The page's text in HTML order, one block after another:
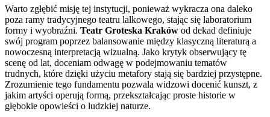
Warto zgłębić misję tej instytucji, ponieważ wykracza ona daleko
poza ramy tradycyjnego teatru lalkowego, stając się laboratorium
formy i wyobraźni. Teatr Groteska Kraków od dekad definiuje
swój program poprzez balansowanie między klasyczną literaturą a
nowoczesną interpretacją wizualną. Jako krytyk obserwujący tę
scenę od lat, doceniam odwagę w podejmowaniu tematów
trudnych, które dzięki użyciu metafory stają się bardziej przystępne.
Zrozumienie tego fundamentu pozwala widzowi docenić kunszt, z
jakim artyści operują formą, przekształcając proste historie w
głębokie opowieści o ludzkiej naturze.